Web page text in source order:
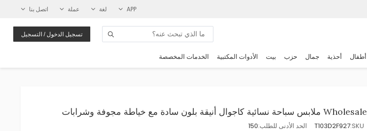
APP لغة عملة اتصل بنا
تسجيل الدخول / التسجيل
أطفال أحذية جمال حزب بيت الأدوات المكتبية الخدمات المخصصة
Wholesale ملابس سباحة نسائية كاجوال أنيقة بلون سادة مع خياطة مجوفة وشرابات
SKU:
T103D2F927 الحد الأدنى للطلب:150